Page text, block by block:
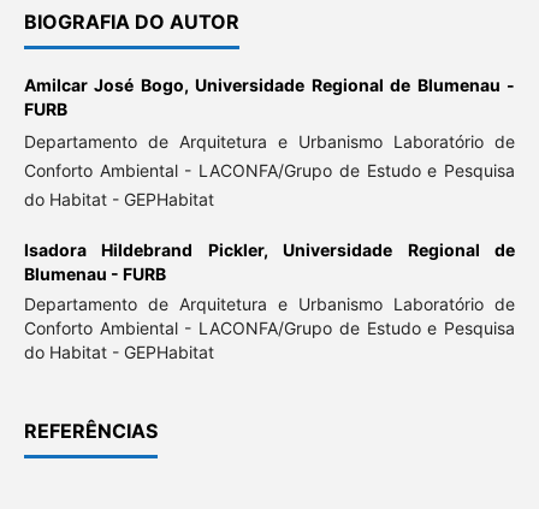
BIOGRAFIA DO AUTOR
Amilcar José Bogo,Universidade Regional de Blumenau -
FURB
Departamento de Arquitetura e Urbanismo Laboratório de
Conforto Ambiental - LACONFA/Grupo de Estudo e Pesquisa
do Habitat - GEPHabitat
Isadora Hildebrand Pickler,Universidade Regional de
Blumenau - FURB
Departamento de Arquitetura e Urbanismo Laboratório de
Conforto Ambiental - LACONFA/Grupo de Estudo e Pesquisa
do Habitat - GEPHabitat
REFERÊNCIAS